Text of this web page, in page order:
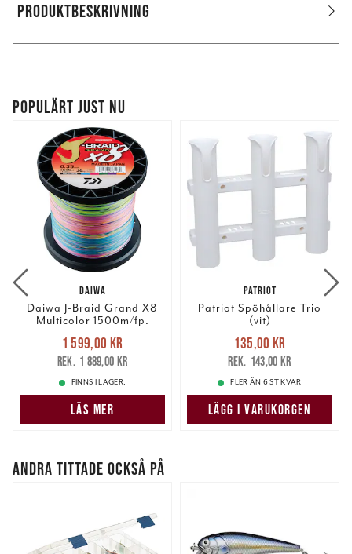
PRODUKTBESKRIVNING
POPULÄRT JUST NU
DAIWA
Daiwa J-Braid Grand X8
Multicolor 1500m/fp.
Nuvarande pris
1 599,00 krTidigare pris
1 889,00 kr
1 599,00 kr
1 889,00 kr
FINNS I LAGER.
LÄS MER
PATRIOT
Patriot Spöhållare Trio
(vit)
Nuvarande pris
135,00 krTidigare pris
143,00 kr
135,00 kr
143,00 kr
FLER ÄN 6 ST KVAR
LÄGG I VARUKORGEN
ANDRA TITTADE OCKSÅ PÅ